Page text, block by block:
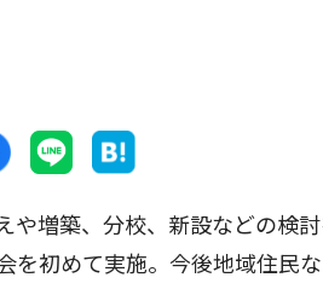
増築、分校、新設などの検
を初めて実施。今後地域住民